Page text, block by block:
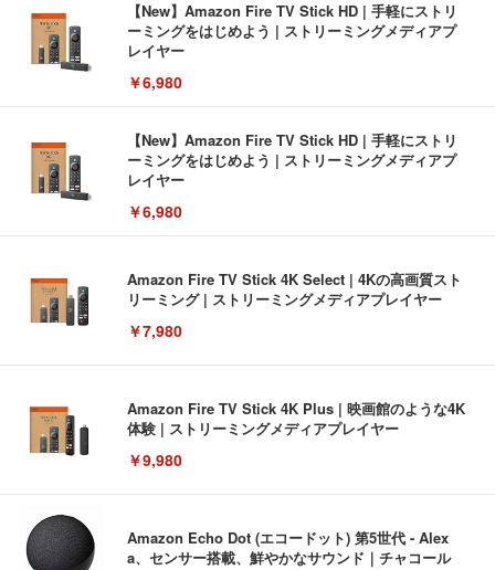
【New】Amazon Fire TV Stick HD | 手軽にストリ
ーミングをはじめよう | ストリーミングメディアプ
レイヤー
￥6,980
【New】Amazon Fire TV Stick HD | 手軽にストリ
ーミングをはじめよう | ストリーミングメディアプ
レイヤー
￥6,980
Amazon Fire TV Stick 4K Select | 4Kの高画質スト
リーミング | ストリーミングメディアプレイヤー
￥7,980
Amazon Fire TV Stick 4K Plus | 映画館のような4K
体験 | ストリーミングメディアプレイヤー
￥9,980
Amazon Echo Dot (エコードット) 第5世代 - Alex
a、センサー搭載、鮮やかなサウンド｜チャコール